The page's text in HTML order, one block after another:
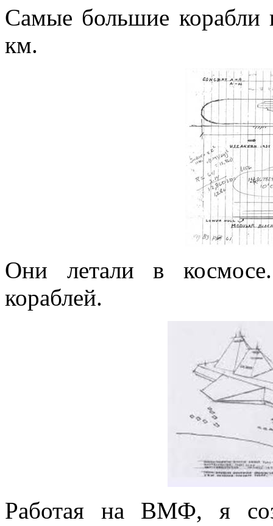
Самые большие корабли
км.
Они летали в
кораблей.
Работая на ВМФ, я